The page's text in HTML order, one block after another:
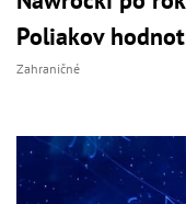
Poliakov
Zahraničné